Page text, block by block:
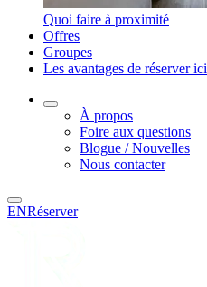
Quoi faire à proximité
Offres
Groupes
Les avantages de réserver ici
À propos
Foire aux questions
Blogue / Nouvelles
Nous contacter
ENRéserver